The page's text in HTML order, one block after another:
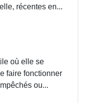
récentes en...
où elle se
faire fonctionner
ou...